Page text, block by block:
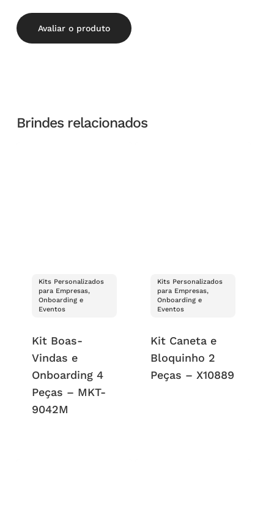
Avaliar o produto
Brindes relacionados
Kits Personalizados
para Empresas,
Onboarding e
Eventos
Kit Boas-
Vindas e
Onboarding 4
Peças – MKT-
9042M
Kits Personalizados
para Empresas,
Onboarding e
Eventos
Kit Caneta e
Bloquinho 2
Peças – X10889